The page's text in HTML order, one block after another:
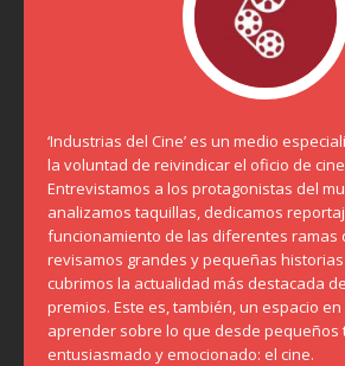
‘Industrias del Cine’ es un medio
la voluntad de reivindicar el oficio de
Entrevistamos a los protagonistas del
analizamos taquillas, dedicamos
funcionamiento de las diferentes ramas
revisamos grandes y pequeñas
cubrimos la actualidad más destacada
premios. Este es, también, un espacio
aprender sobre lo que desde pequeños
entusiasmado y emocionado: el cine.